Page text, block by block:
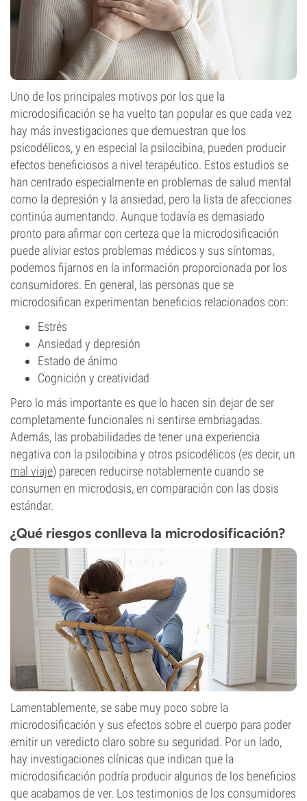
Uno de los principales motivos por los que la
microdosificación se ha vuelto tan popular es que cada vez
hay más investigaciones que demuestran que los
psicodélicos, y en especial la psilocibina, pueden producir
efectos beneficiosos a nivel terapéutico. Estos estudios se
han centrado especialmente en problemas de salud mental
como la depresión y la ansiedad, pero la lista de afecciones
continúa aumentando. Aunque todavía es demasiado
pronto para afirmar con certeza que la microdosificación
puede aliviar estos problemas médicos y sus síntomas,
podemos fijarnos en la información proporcionada por los
consumidores. En general, las personas que se
microdosifican experimentan beneficios relacionados con:
Estrés
Ansiedad y depresión
Estado de ánimo
Cognición y creatividad
Pero lo más importante es que lo hacen sin dejar de ser
completamente funcionales ni sentirse embriagadas.
Además, las probabilidades de tener una experiencia
negativa con la psilocibina y otros psicodélicos (es decir, un
mal viaje) parecen reducirse notablemente cuando se
consumen en microdosis, en comparación con las dosis
estándar.
¿Qué riesgos conlleva la microdosificación?
Lamentablemente, se sabe muy poco sobre la
microdosificación y sus efectos sobre el cuerpo para poder
emitir un veredicto claro sobre su seguridad. Por un lado,
hay investigaciones clínicas que indican que la
microdosificación podría producir algunos de los beneficios
que acabamos de ver. Los testimonios de los consumidores